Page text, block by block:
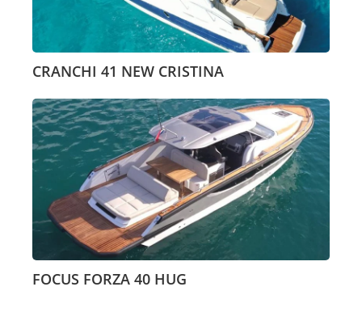
CRANCHI 41 NEW CRISTINA
FOCUS FORZA 40 HUG